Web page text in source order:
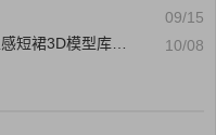
09/15
库模型素材CG88艺术社 10/08